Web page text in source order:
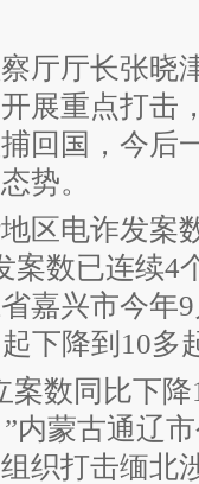
厅厅长张晓
展重点打击
回国，今后
势。
区电诈发案
案数已连续4
嘉兴市今年
下降到10多
案数同比下
内蒙古通辽
织打击缅北